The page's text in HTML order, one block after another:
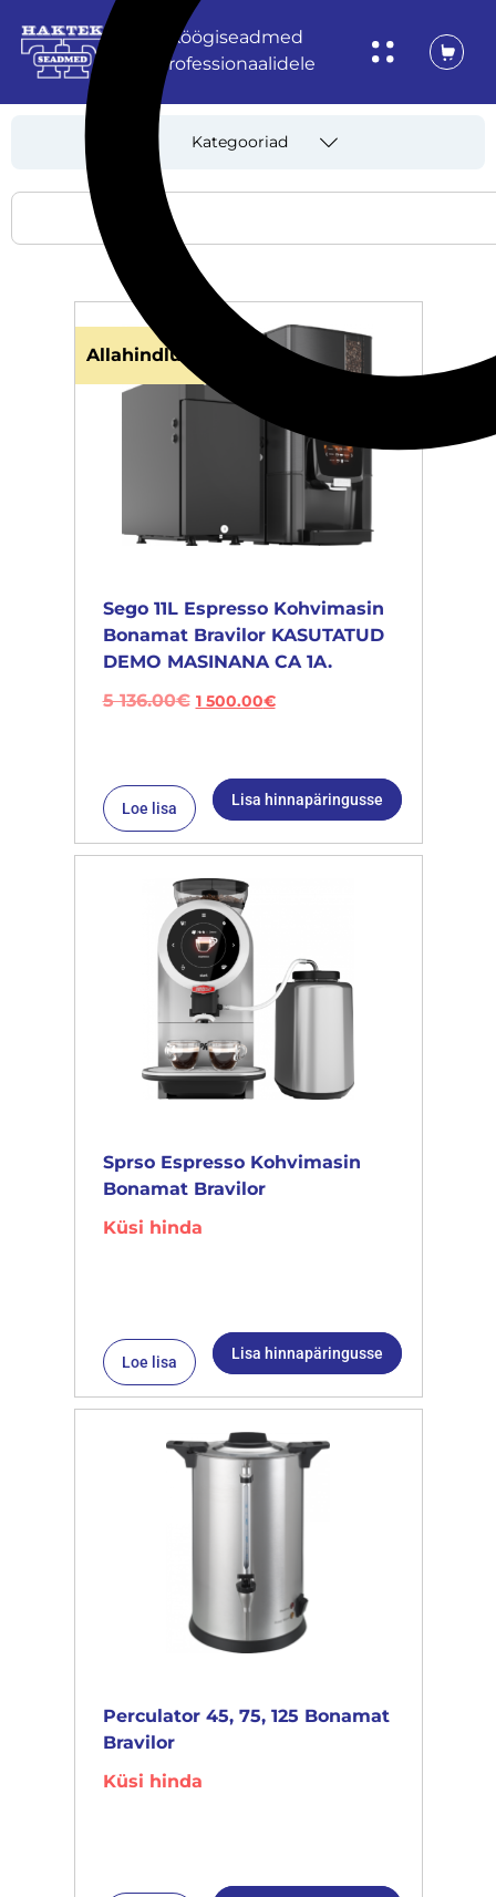
Köögiseadmed
professionaalidele
Kategooriad
Allahindlus!
Sego 11L Espresso Kohvimasin
Bonamat Bravilor KASUTATUD
DEMO MASINANA CA 1A.
5 136.00€ 1 500.00€
Loe lisa Lisa hinnapäringusse
Sprso Espresso Kohvimasin
Bonamat Bravilor
Küsi hinda
Loe lisa Lisa hinnapäringusse
Perculator 45, 75, 125 Bonamat
Bravilor
Küsi hinda